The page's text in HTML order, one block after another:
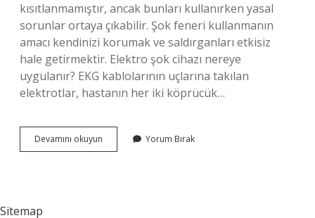
kısıtlanmamıştır, ancak bunları kullanırken yasal
sorunlar ortaya çıkabilir. Şok feneri kullanmanın
amacı kendinizi korumak ve saldırganları etkisiz
hale getirmektir. Elektro şok cihazı nereye
uygulanır? EKG kablolarının uçlarına takılan
elektrotlar, hastanın her iki köprücük…
Devamını okuyun Güvenlik
Elektro
Yorum Bırak
Sitemap